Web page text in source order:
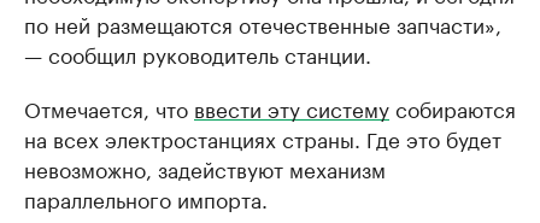
по ней размещаются отечественные запчасти»,
— сообщил руководитель станции.
Отмечается, что ввести эту системусобираются
на всех электростанциях страны. Где это будет
невозможно, задействуют механизм
параллельного импорта.